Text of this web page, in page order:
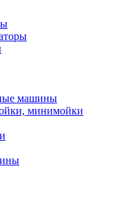
машины
минимойки